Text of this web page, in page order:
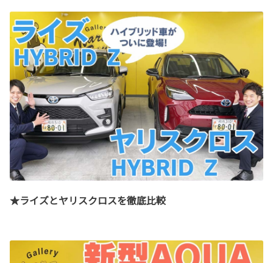
★ライズとヤリスクロスを徹底比較